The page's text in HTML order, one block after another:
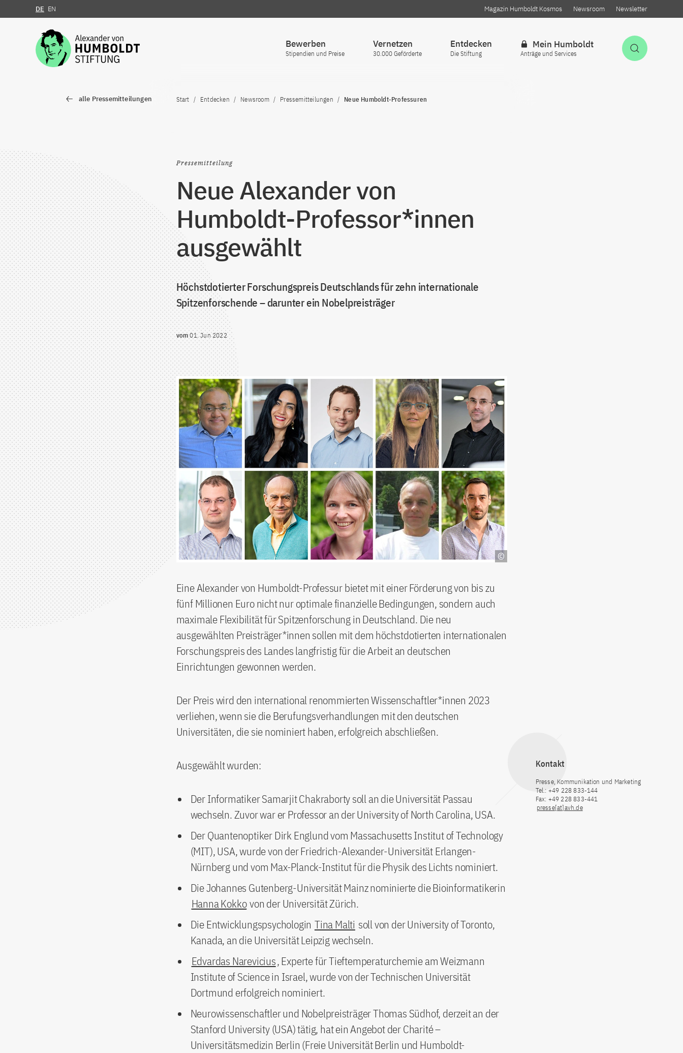
Zum Inhalt springen
DE EN Magazin Humboldt Kosmos Newsroom Newsletter
Bewerben
Stipendien und Preise
Vernetzen
30.000 Geförderte
Entdecken
Die Stiftung
Mein Humboldt
Anträge und Services
alle Pressemitteilungen Start Entdecken Newsroom Pressemitteilungen Neue Humboldt-Professuren
Pressemitteilung
Neue Alexander von
Humboldt-Professor*innen
ausgewählt
Höchstdotierter Forschungspreis Deutschlands für zehn internationale
Spitzenforschende – darunter ein Nobelpreisträger
vom01. Jun 2022
Eine Alexander von Humboldt-Professur bietet mit einer Förderung von bis zu
fünf Millionen Euro nicht nur optimale finanzielle Bedingungen, sondern auch
maximale Flexibilität für Spitzenforschung in Deutschland. Die neu
ausgewählten Preisträger*innen sollen mit dem höchstdotierten internationalen
Forschungspreis des Landes langfristig für die Arbeit an deutschen
Einrichtungen gewonnen werden.
Der Preis wird den international renommierten Wissenschaftler*innen 2023
verliehen, wenn sie die Berufungsverhandlungen mit den deutschen
Universitäten, die sie nominiert haben, erfolgreich abschließen.
Kontakt
Presse, Kommunikation und Marketing
Tel.: +49 228 833-144
Fax: +49 228 833-441
presse[at]avh.de
Ausgewählt wurden:
Der Informatiker Samarjit Chakraborty soll an die Universität Passau
wechseln. Zuvor war er Professor an der University of North Carolina, USA.
Der Quantenoptiker Dirk Englund vom Massachusetts Institut of Technology
(MIT), USA, wurde von der Friedrich-Alexander-Universität Erlangen-
Nürnberg und vom Max-Planck-Institut für die Physik des Lichts nominiert.
Die Johannes Gutenberg-Universität Mainz nominierte die Bioinformatikerin
Hanna Kokko von der Universität Zürich.
Die Entwicklungspsychologin Tina Malti soll von der University of Toronto,
Kanada, an die Universität Leipzig wechseln.
Edvardas Narevicius, Experte für Tieftemperaturchemie am Weizmann
Institute of Science in Israel, wurde von der Technischen Universität
Dortmund erfolgreich nominiert.
Neurowissenschaftler und Nobelpreisträger Thomas Südhof, derzeit an der
Stanford University (USA) tätig, hat ein Angebot der Charité –
Universitätsmedizin Berlin (Freie Universität Berlin und Humboldt-